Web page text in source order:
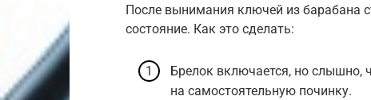
После вынимания ключей из барабана
состояние. Как это сделать:
Брелок включается, но слышно,
на самостоятельную починку.